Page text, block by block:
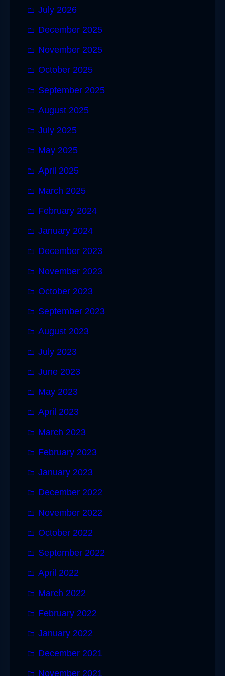
July 2026
December 2025
November 2025
October 2025
September 2025
August 2025
July 2025
May 2025
April 2025
March 2025
February 2024
January 2024
December 2023
November 2023
October 2023
September 2023
August 2023
July 2023
June 2023
May 2023
April 2023
March 2023
February 2023
January 2023
December 2022
November 2022
October 2022
September 2022
April 2022
March 2022
February 2022
January 2022
December 2021
November 2021